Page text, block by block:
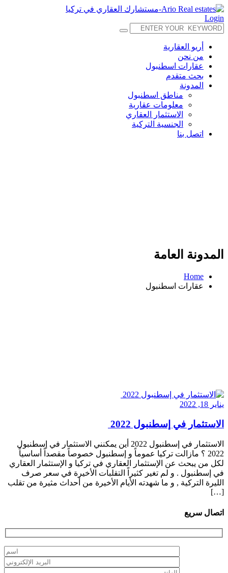
Login
أريو العقارية
من نحن
عقارات اسطنبول
بحث متقدم
المدونة
مناطق اسطنبول
معلومات عقارية
الاستثمار العقاري
الجنسية التركية
اتصل بنا
المدونة العامة
Home
عقارات اسطنبول
يناير 18, 2022
الاستثمار في إسطنبول 2022
الاستثمار في إسطنبول 2022 أين يمكنني الاستثمار في إسطنبول
2022 ؟ مازالت تركيا عموماً و إسطنبول خصوصاً مقصداً أساسياً
لكل من يبحث عن الإستثمار العقاري في تركيا و الإستثمار العقاري
في إسطنبول . و لم تغير كثيراً التقلبات الأخيرة في سعر صرف
الليرة التركية , و ما شهدته الأيام الأخيرة من أحداث مثيرة من تقلب
[…]
اتصال سريع